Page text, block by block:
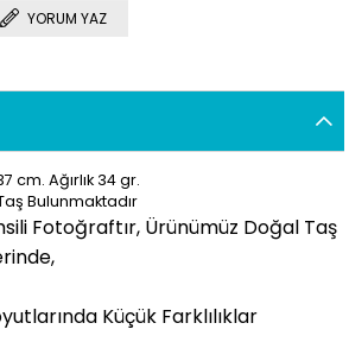
YORUM YAZ
cm. Ağırlık 34 gr.
Bulunmaktadır
Fotoğraftır, Ürünümüz Doğal Taş
Küçük Farklılıklar